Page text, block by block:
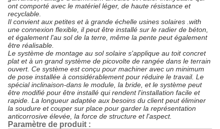
ont comporté avec le matériel léger, de haute résistance et
recyclable.
Il convient aux petites et à grande échelle usines solaires .with
une connexion flexible, il peut être installé sur le radier de béton,
et également l'au sol de la terre, même la pente peut également
être réalisable.
Le système de montage au sol solaire s'applique au toit concret
plat et à un grand système de picovolte de rangée dans le terrain
ouvert. Ce système est conçu pour machiner avec un minimum
de pose installée à considérablement pour réduire le travail. Le
spécial inclinaison-dans le module, la bride, et le système peut
être modifié pour être installé qui rendent l'installation facile et
rapide. La longueur adaptée aux besoins du client peut éliminer
la soudure et couper sur place pour garder la représentation
anticorrosive élevée, la force de structure et l'aspect.
Paramètre de produit :